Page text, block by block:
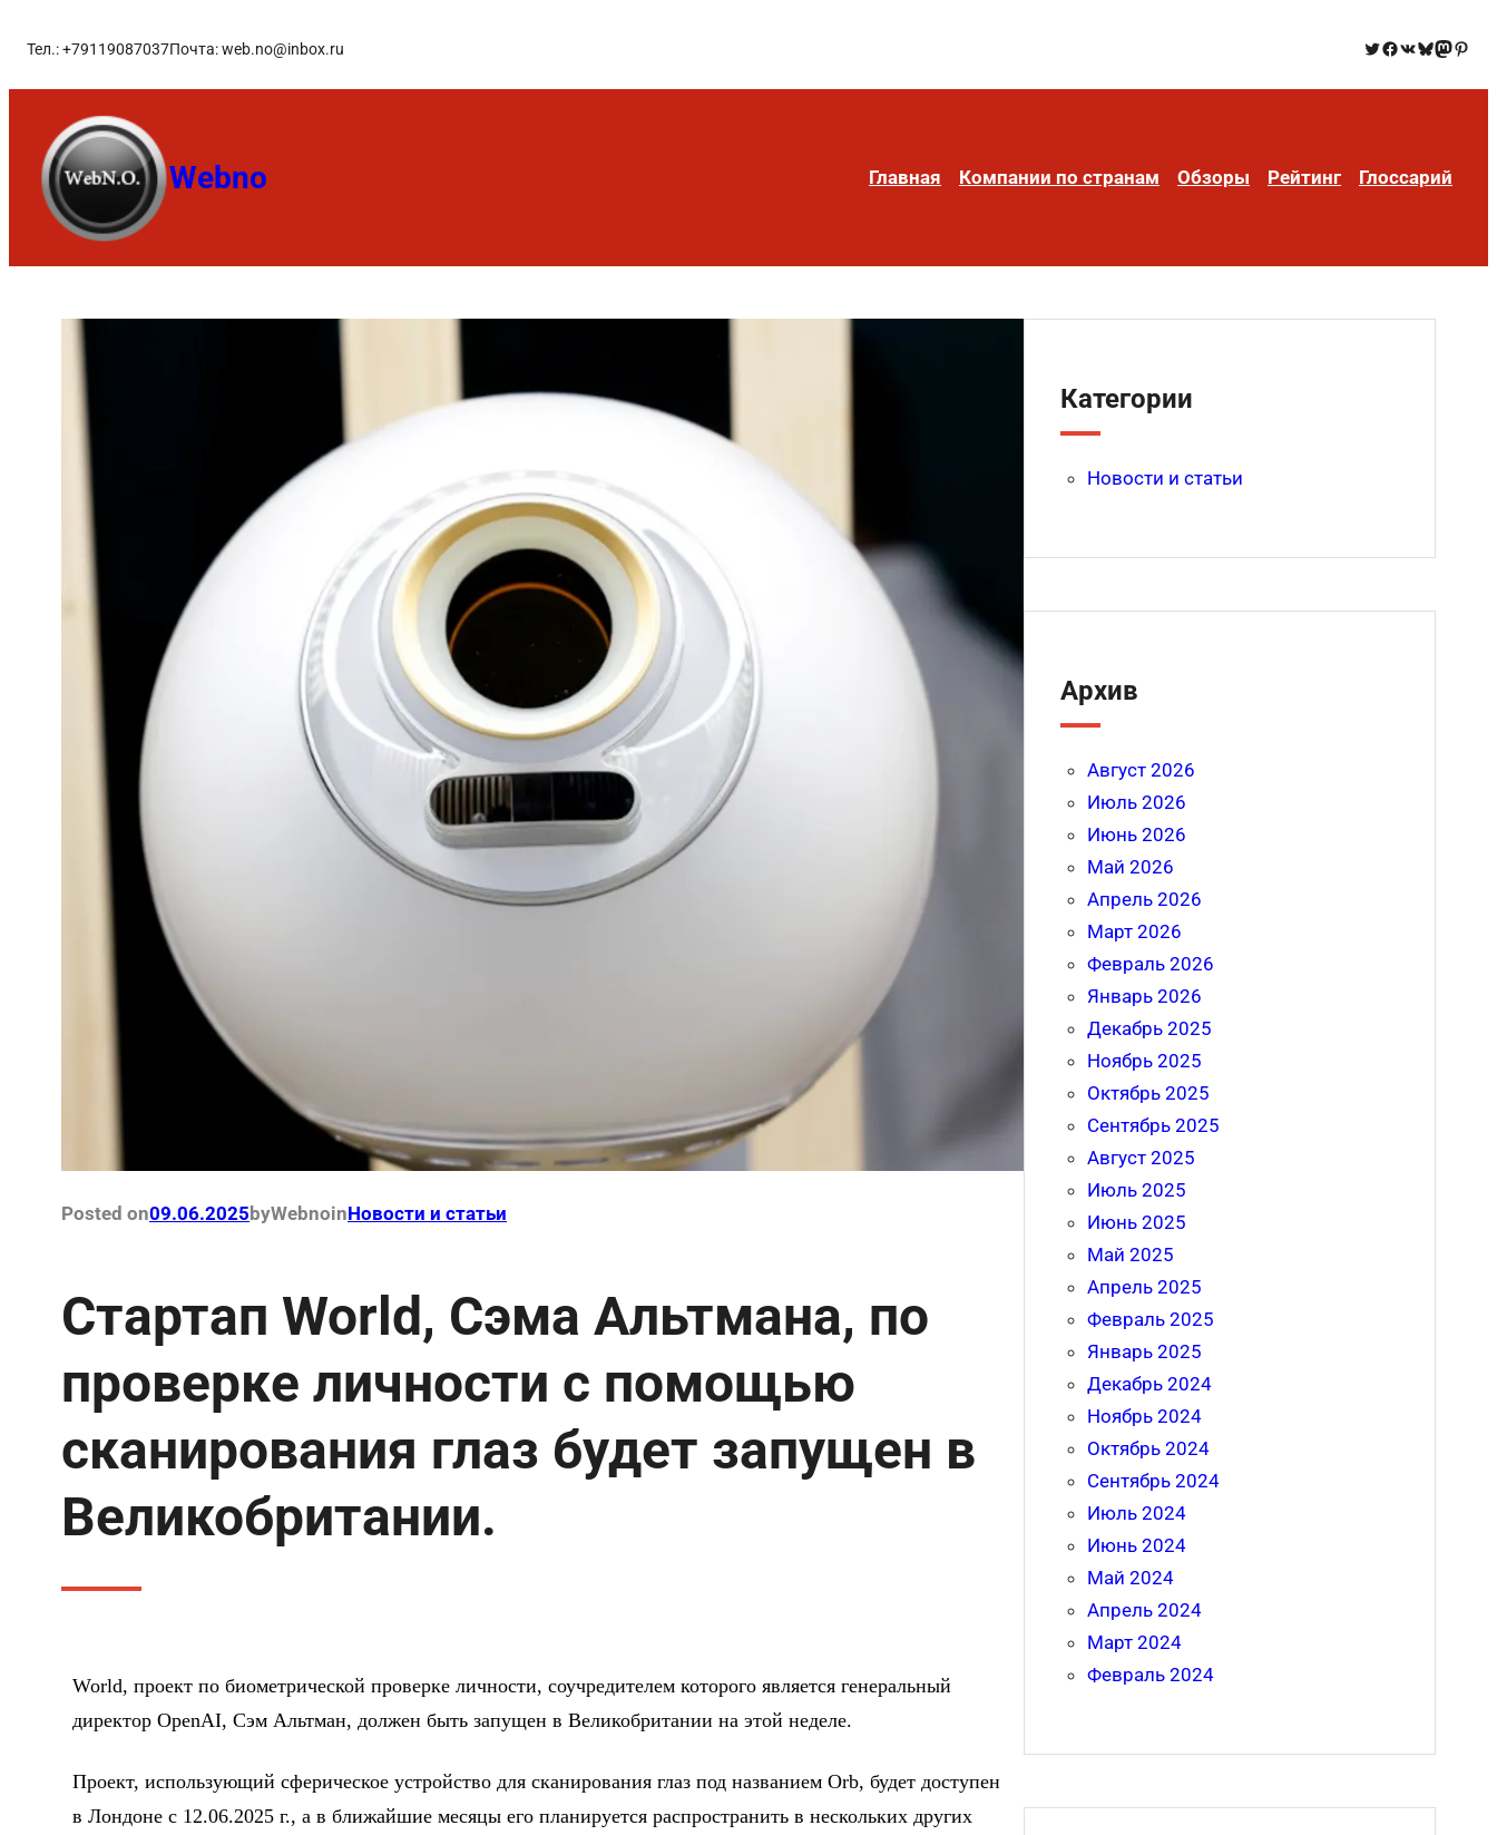
Тел.: +79119087037Почта: web.no@inbox.ru
Webno Главная Компании по странам Обзоры Рейтинг Глоссарий
Posted on09.06.2025byWebnoinНовости и статьи
Стартап World, Сэма Альтмана, по
проверке личности с помощью
сканирования глаз будет запущен в
Великобритании.
World, проект по биометрической проверке личности, соучредителем которого является генеральный
директор OpenAI, Сэм Альтман, должен быть запущен в Великобритании на этой неделе.
Проект, использующий сферическое устройство для сканирования глаз под названием Orb, будет доступен
в Лондоне с 12.06.2025 г., а в ближайшие месяцы его планируется распространить в нескольких других
Категории
Новости и статьи
Архив
Август 2026
Июль 2026
Июнь 2026
Май 2026
Апрель 2026
Март 2026
Февраль 2026
Январь 2026
Декабрь 2025
Ноябрь 2025
Октябрь 2025
Сентябрь 2025
Август 2025
Июль 2025
Июнь 2025
Май 2025
Апрель 2025
Февраль 2025
Январь 2025
Декабрь 2024
Ноябрь 2024
Октябрь 2024
Сентябрь 2024
Июль 2024
Июнь 2024
Май 2024
Апрель 2024
Март 2024
Февраль 2024